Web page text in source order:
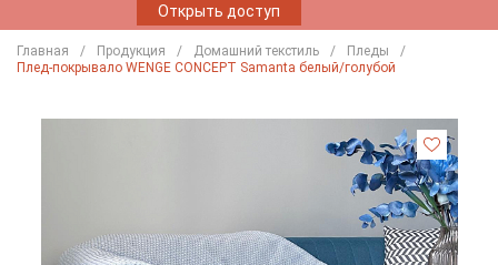
Открыть доступ
Главная Продукция Домашний текстиль
Пледы
Плед-покрывало WENGE CONCEPT Samanta белый/голубой